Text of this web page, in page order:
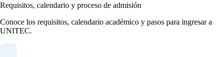
Requisitos, calendario y proceso de admisión
Conoce los requisitos, calendario académico y pasos para ingresar a
UNITEC.